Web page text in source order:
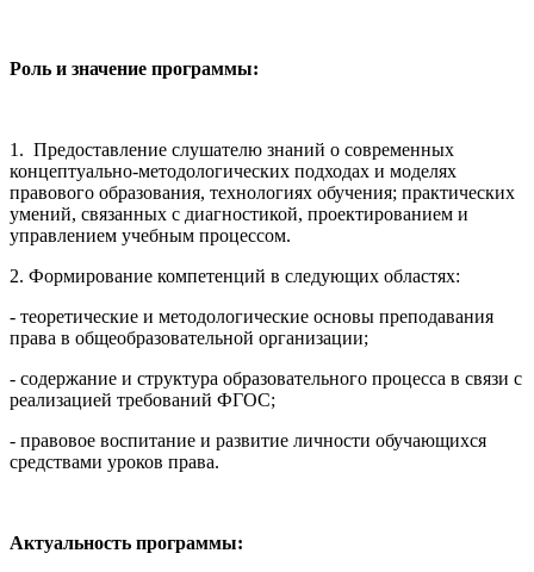
Роль и значение программы:
1. Предоставление слушателю знаний о современных
концептуально-методологических подходах и моделях
правового образования, технологиях обучения; практических
умений, связанных с диагностикой, проектированием и
управлением учебным процессом.
2. Формирование компетенций в следующих областях:
- теоретические и методологические основы преподавания
права в общеобразовательной организации;
- содержание и структура образовательного процесса в связи с
реализацией требований ФГОС;
- правовое воспитание и развитие личности обучающихся
средствами уроков права.
Актуальность программы: